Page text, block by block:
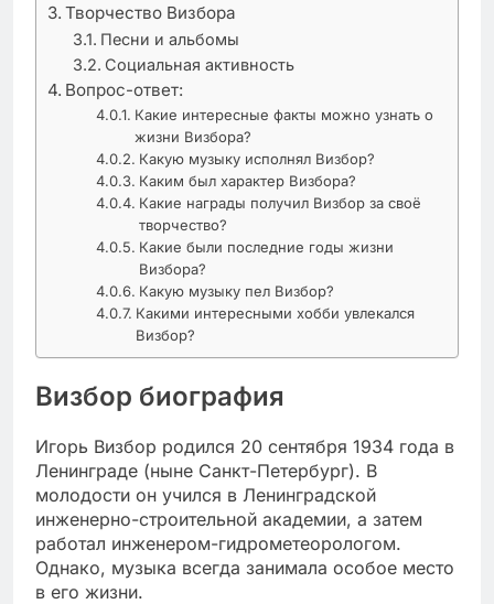
Творчество Визбора
Песни и альбомы
Социальная активность
Вопрос-ответ:
Какие интересные факты можно узнать о
жизни Визбора?
Какую музыку исполнял Визбор?
Каким был характер Визбора?
Какие награды получил Визбор за своё
творчество?
Какие были последние годы жизни
Визбора?
Какую музыку пел Визбор?
Какими интересными хобби увлекался
Визбор?
Визбор биография
Игорь Визбор родился 20 сентября 1934 года в
Ленинграде (ныне Санкт-Петербург). В
молодости он учился в Ленинградской
инженерно-строительной академии, а затем
работал инженером-гидрометеорологом.
Однако, музыка всегда занимала особое место
в его жизни.